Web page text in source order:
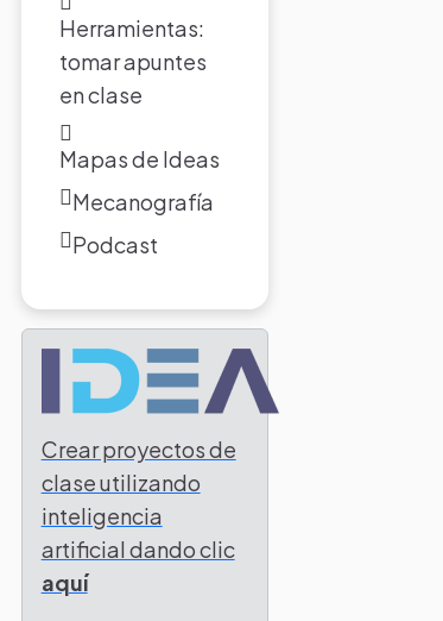
Herramientas:
tomar apuntes
en clase
Mapas de Ideas
Mecanografía
Podcast
Crear proyectos de
clase utilizando
inteligencia
artificial dando clic
aquí